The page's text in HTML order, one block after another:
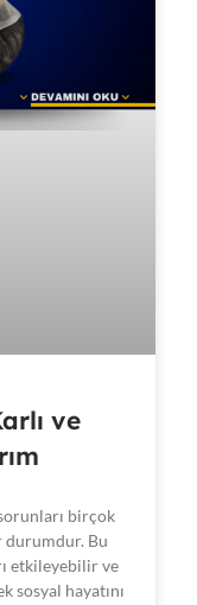
ve
birçok
durumdur. Bu
etkileyebilir ve
sosyal hayatını